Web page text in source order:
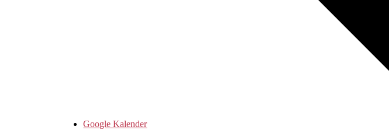
Google Kalender